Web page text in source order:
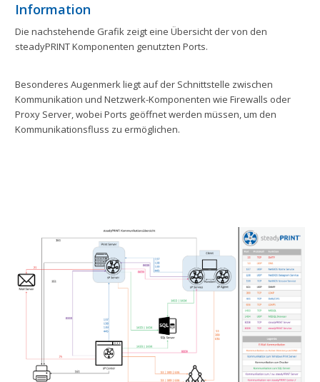
Information
Die nachstehende Grafik zeigt eine Übersicht der von den
steadyPRINT Komponenten genutzten Ports.
Besonderes Augenmerk liegt auf der Schnittstelle zwischen
Kommunikation und Netzwerk-Komponenten wie Firewalls oder
Proxy Server, wobei Ports geöffnet werden müssen, um den
Kommunikationsfluss zu ermöglichen.